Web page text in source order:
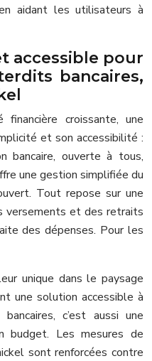
aidant les utilisateurs à
accessible pour
bancaires,
croissante, une
et son accessibilité :
bancaire, ouverte à tous,
une gestion simplifiée du
Tout repose sur une
versements et des retraits
des dépenses. Pour les
unique dans le paysage
une solution accessible à
c’est aussi une
budget. Les mesures de
sont renforcées contre